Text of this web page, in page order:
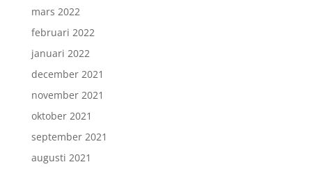
mars 2022
februari 2022
januari 2022
december 2021
november 2021
oktober 2021
september 2021
augusti 2021